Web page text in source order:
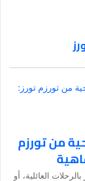
من تورزم
العائلية، أو